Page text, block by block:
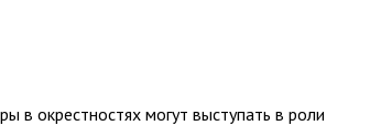
в окрестностях могут выступать в роли